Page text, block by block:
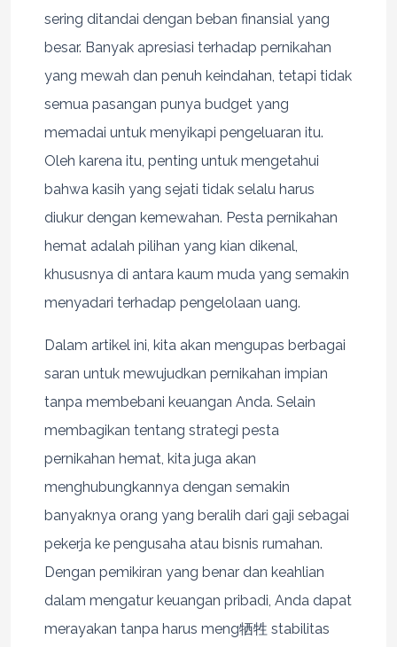
sering ditandai dengan beban finansial yang
besar. Banyak apresiasi terhadap pernikahan
yang mewah dan penuh keindahan, tetapi tidak
semua pasangan punya budget yang
memadai untuk menyikapi pengeluaran itu.
Oleh karena itu, penting untuk mengetahui
bahwa kasih yang sejati tidak selalu harus
diukur dengan kemewahan. Pesta pernikahan
hemat adalah pilihan yang kian dikenal,
khususnya di antara kaum muda yang semakin
menyadari terhadap pengelolaan uang.
Dalam artikel ini, kita akan mengupas berbagai
saran untuk mewujudkan pernikahan impian
tanpa membebani keuangan Anda. Selain
membagikan tentang strategi pesta
pernikahan hemat, kita juga akan
menghubungkannya dengan semakin
banyaknya orang yang beralih dari gaji sebagai
pekerja ke pengusaha atau bisnis rumahan.
Dengan pemikiran yang benar dan keahlian
dalam mengatur keuangan pribadi, Anda dapat
merayakan tanpa harus meng牺牲 stabilitas